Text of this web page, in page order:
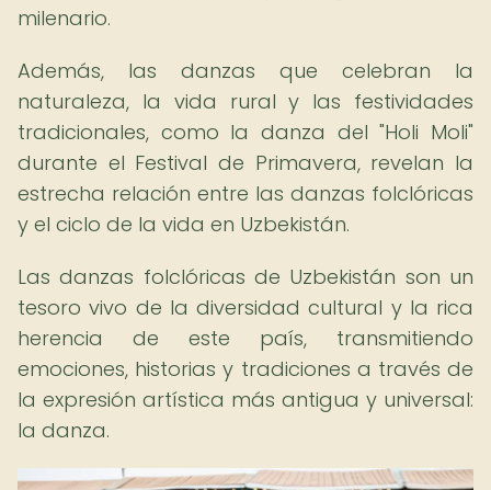
milenario.
Además, las danzas que celebran la
naturaleza, la vida rural y las festividades
tradicionales, como la danza del "Holi Moli"
durante el Festival de Primavera, revelan la
estrecha relación entre las danzas folclóricas
y el ciclo de la vida en Uzbekistán.
Las danzas folclóricas de Uzbekistán son un
tesoro vivo de la diversidad cultural y la rica
herencia de este país, transmitiendo
emociones, historias y tradiciones a través de
la expresión artística más antigua y universal:
la danza.